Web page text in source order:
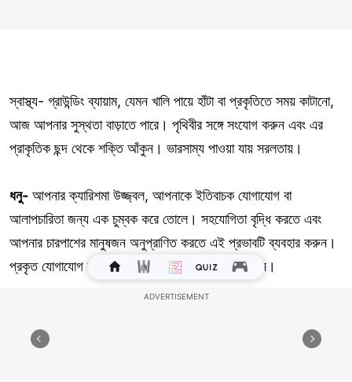
স্বাস্থ্য- গ্রাউন্ডিং ব্যায়াম, যেমন খালি পায়ে হাঁটা বা প্রকৃতিতে সময় কাটানো,
আজ আপনার সুস্থতা বাড়াতে পারে। পৃথিবীর সঙ্গে সংযোগ করুন এবং এর
প্রাকৃতিক ছন্দ থেকে শক্তি আঁকুন। ভারসাম্য পাওয়া যায় সরলতায়।
ধনু- আপনার ক্যারিশমা উজ্জ্বল, আপনাকে ইতিবাচক যোগাযোগ বা
আলাপচারিতা জন্য এক চুম্বক করে তোলে। সহযোগিতা বৃদ্ধি করতে এবং
আপনার চারপাশের মানুষজন অনুপ্রাণিত করতে এই প্রভাবটি ব্যবহার করুন।
প্রকৃত যোগাযোগ বা আলাপচারিতা দীর্ঘস্থায়ী প্রভাব বাদ দিন।
আপনাকে পরিচিত আচার- অনুষ্ঠানে সান্ত্বনা খুঁজে পেতে অনুরোধ করছে।